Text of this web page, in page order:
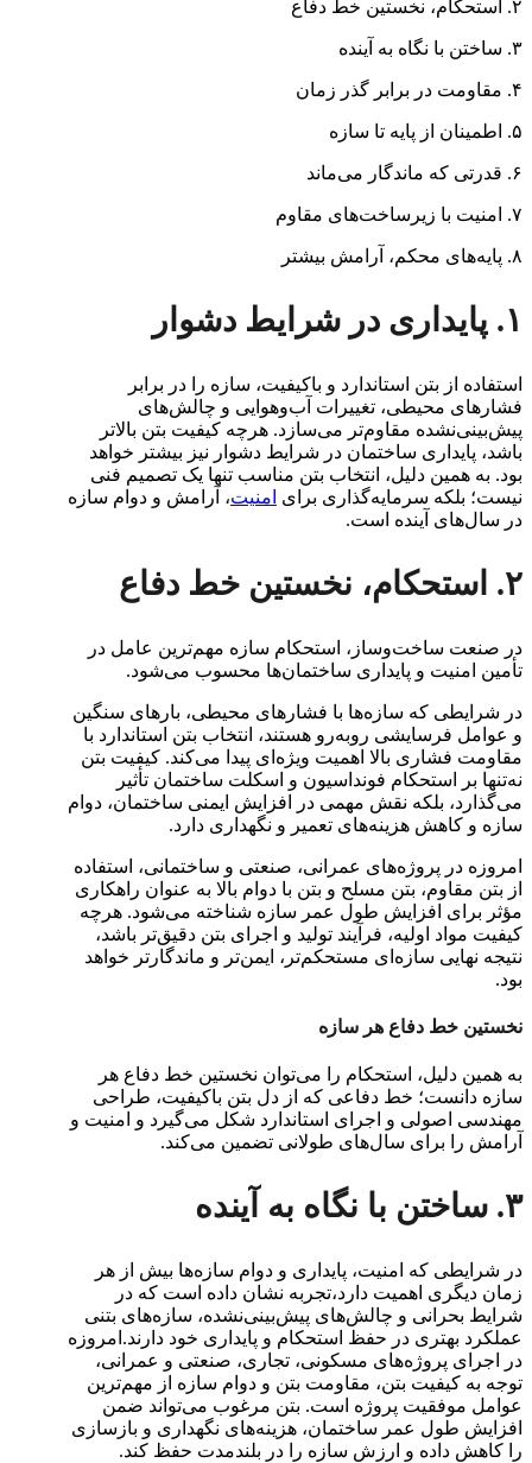
۲. استحکام، نخستین خط دفاع
۳. ساختن با نگاه به آینده
۴. مقاومت در برابر گذر زمان
۵. اطمینان از پایه تا سازه
۶. قدرتی که ماندگار می‌ماند
۷. امنیت با زیرساخت‌های مقاوم
۸. پایه‌های محکم، آرامش بیشتر
۱. پایداری در شرایط دشوار
استفاده از بتن استاندارد و باکیفیت، سازه را در برابر
فشارهای محیطی، تغییرات آب‌وهوایی و چالش‌های
پیش‌بینی‌نشده مقاوم‌تر می‌سازد. هرچه کیفیت بتن بالاتر
باشد، پایداری ساختمان در شرایط دشوار نیز بیشتر خواهد
بود. به همین دلیل، انتخاب بتن مناسب تنها یک تصمیم فنی
نیست؛ بلکه سرمایه‌گذاری برای امنیت، آرامش و دوام سازه
در سال‌های آینده است.
۲. استحکام، نخستین خط دفاع
در صنعت ساخت‌وساز، استحکام سازه مهم‌ترین عامل در
تأمین امنیت و پایداری ساختمان‌ها محسوب می‌شود.
در شرایطی که سازه‌ها با فشارهای محیطی، بارهای سنگین
و عوامل فرسایشی روبه‌رو هستند، انتخاب بتن استاندارد با
مقاومت فشاری بالا اهمیت ویژه‌ای پیدا می‌کند. کیفیت بتن
نه‌تنها بر استحکام فونداسیون و اسکلت ساختمان تأثیر
می‌گذارد، بلکه نقش مهمی در افزایش ایمنی ساختمان، دوام
سازه و کاهش هزینه‌های تعمیر و نگهداری دارد.
امروزه در پروژه‌های عمرانی، صنعتی و ساختمانی، استفاده
از بتن مقاوم، بتن مسلح و بتن با دوام بالا به عنوان راهکاری
مؤثر برای افزایش طول عمر سازه شناخته می‌شود. هرچه
کیفیت مواد اولیه، فرآیند تولید و اجرای بتن دقیق‌تر باشد،
نتیجه نهایی سازه‌ای مستحکم‌تر، ایمن‌تر و ماندگارتر خواهد
بود.
نخستین خط دفاع هر سازه
به همین دلیل، استحکام را می‌توان نخستین خط دفاع هر
سازه دانست؛ خط دفاعی که از دل بتن باکیفیت، طراحی
مهندسی اصولی و اجرای استاندارد شکل می‌گیرد و امنیت و
آرامش را برای سال‌های طولانی تضمین می‌کند.
۳. ساختن با نگاه به آینده
در شرایطی که امنیت، پایداری و دوام سازه‌ها بیش از هر
زمان دیگری اهمیت دارد،تجربه نشان داده است که در
شرایط بحرانی و چالش‌های پیش‌بینی‌نشده، سازه‌های بتنی
عملکرد بهتری در حفظ استحکام و پایداری خود دارند.امروزه
در اجرای پروژه‌های مسکونی، تجاری، صنعتی و عمرانی،
توجه به کیفیت بتن، مقاومت بتن و دوام سازه از مهم‌ترین
عوامل موفقیت پروژه است. بتن مرغوب می‌تواند ضمن
افزایش طول عمر ساختمان، هزینه‌های نگهداری و بازسازی
را کاهش داده و ارزش سازه را در بلندمدت حفظ کند.